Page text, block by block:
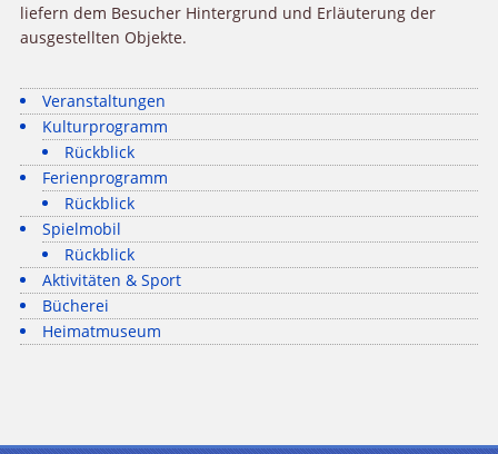
liefern dem Besucher Hintergrund und Erläuterung der
ausgestellten Objekte.
Veranstaltungen
Kulturprogramm
Rückblick
Ferienprogramm
Rückblick
Spielmobil
Rückblick
Aktivitäten & Sport
Bücherei
Heimatmuseum